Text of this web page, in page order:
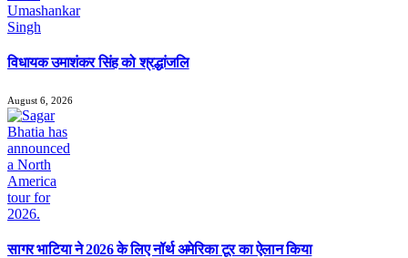
विधायक उमाशंकर सिंह को श्रद्धांजलि
August 6, 2026
सागर भाटिया ने 2026 के लिए नॉर्थ अमेरिका टूर का ऐलान किया